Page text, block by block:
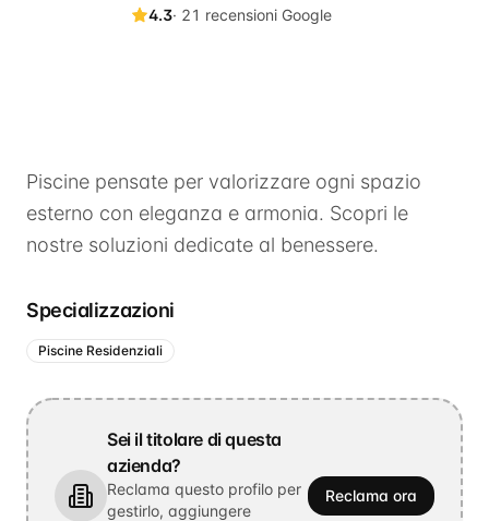
4.3· 21 recensioni Google
Piscine pensate per valorizzare ogni spazio
esterno con eleganza e armonia. Scopri le
nostre soluzioni dedicate al benessere.
Specializzazioni
Piscine Residenziali
Sei il titolare di questa
azienda?
Reclama questo profilo per
gestirlo, aggiungere
Reclama ora